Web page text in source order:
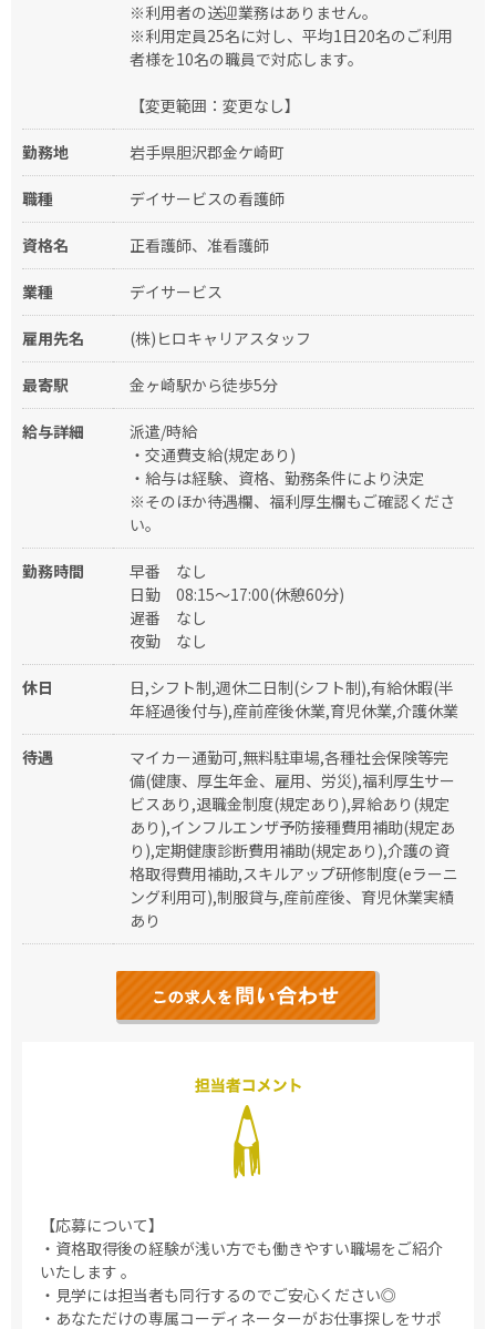
※利用者の送迎業務はありません。
※利用定員25名に対し、平均1日20名のご利用
者様を10名の職員で対応します。
【変更範囲：変更なし】
勤務地 岩手県胆沢郡金ケ崎町
職種 デイサービスの看護師
資格名 正看護師、准看護師
業種 デイサービス
雇用先名 (株)ヒロキャリアスタッフ
最寄駅 金ヶ崎駅から徒歩5分
給与詳細
派遣/時給
・交通費支給(規定あり)
・給与は経験、資格、勤務条件により決定
※そのほか待遇欄、福利厚生欄もご確認くださ
い。
勤務時間 早番
なし
日勤
08:15～17:00(休憩60分)
遅番
なし
夜勤
なし
休日
日,シフト制,週休二日制(シフト制),有給休暇(半
年経過後付与),産前産後休業,育児休業,介護休業
待遇
マイカー通勤可,無料駐車場,各種社会保険等完
備(健康、厚生年金、雇用、労災),福利厚生サー
ビスあり,退職金制度(規定あり),昇給あり(規定
あり),インフルエンザ予防接種費用補助(規定あ
り),定期健康診断費用補助(規定あり),介護の資
格取得費用補助,スキルアップ研修制度(eラーニ
ング利用可),制服貸与,産前産後、育児休業実績
あり
【応募について】
・資格取得後の経験が浅い方でも働きやすい職場をご紹介
いたします 。
・見学には担当者も同行するのでご安心ください◎
・あなただけの専属コーディネーターがお仕事探しをサポ